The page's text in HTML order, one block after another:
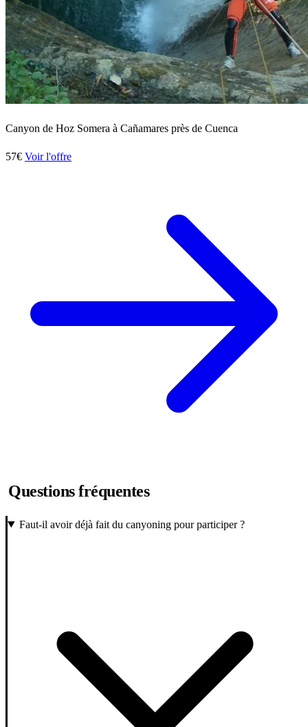
Canyon de Hoz Somera à Cañamares près de Cuenca
57€ Voir l'offre
Questions fréquentes
Faut-il avoir déjà fait du canyoning pour participer ?